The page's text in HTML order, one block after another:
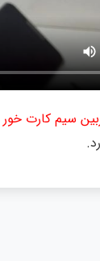
سیم کارت خور